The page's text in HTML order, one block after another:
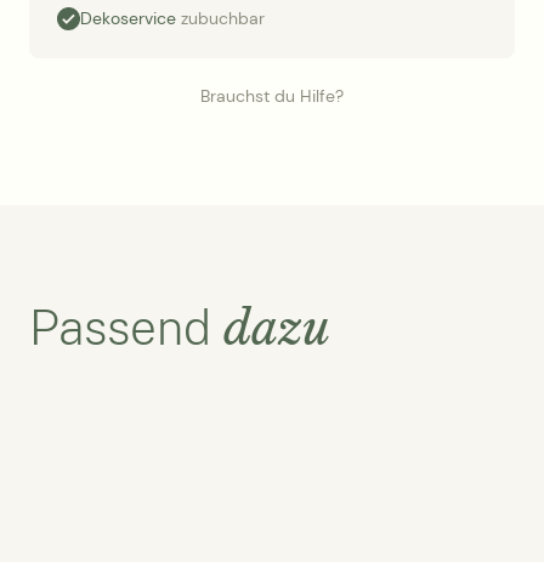
Dekoservicezubuchbar
Brauchst du Hilfe?
Passend dazu